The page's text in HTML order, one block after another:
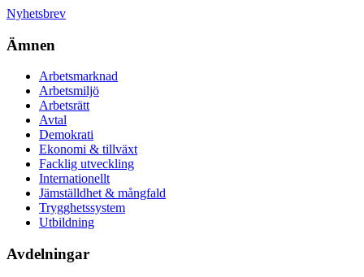
Nyhetsbrev
Ämnen
Arbetsmarknad
Arbetsmiljö
Arbetsrätt
Avtal
Demokrati
Ekonomi & tillväxt
Facklig utveckling
Internationellt
Jämställdhet & mångfald
Trygghetssystem
Utbildning
Avdelningar